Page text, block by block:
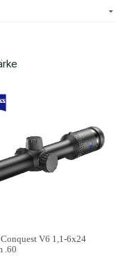
Conquest V6 1,1-6x24
.60